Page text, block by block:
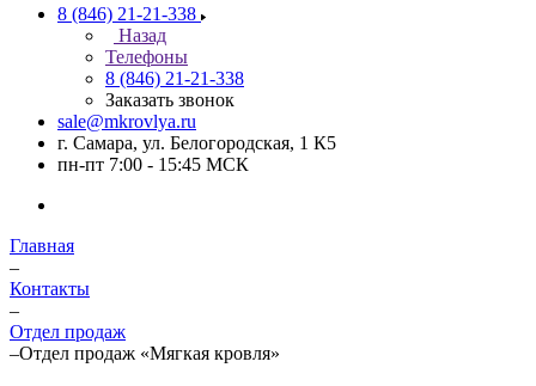
8 (846) 21-21-338
Назад
Телефоны
8 (846) 21-21-338
Заказать звонок
sale@mkrovlya.ru
г. Самара, ул. Белогородская, 1 К5
пн-пт 7:00 - 15:45 МСК
Главная
–
Контакты
–
Отдел продаж
–Отдел продаж «Мягкая кровля»